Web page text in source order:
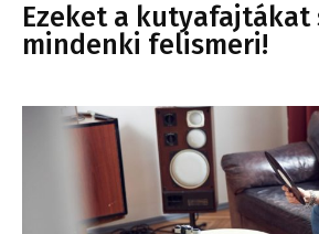
Ezeket a kutyafajtákat
mindenki felismeri!